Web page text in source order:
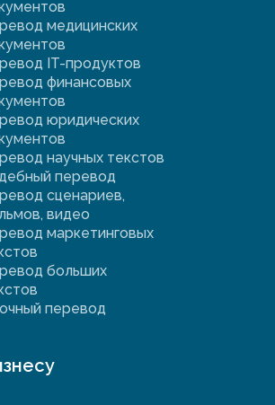
медицинских
IT-продуктов
финансовых
юридических
научных текстов
перевод
сценариев,
видео
маркетинговых
больших
перевод